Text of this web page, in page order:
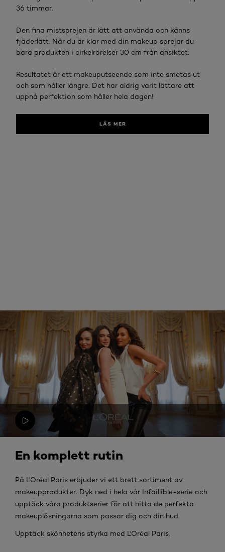
36 timmar.
Den fina mistsprejen är lätt att använda och känns
fjäderlätt. När du är klar med din makeup sprejar du
bara produkten i cirkelrörelser 30 cm från ansiktet.
Resultatet är ett makeuputseende som inte smetas ut
och som håller längre. Det har aldrig varit lättare att
uppnå perfektion som håller hela dagen!
LÄS MER
En komplett rutin
På L'Oréal Paris erbjuder vi ett brett sortiment av
makeupprodukter. Dyk ned i hela vår Infaillible-serie och
upptäck våra produktserier för att hitta de perfekta
makeuplösningarna som passar dig och din hud.
Upptäck skönhetens styrka med L'Oréal Paris.